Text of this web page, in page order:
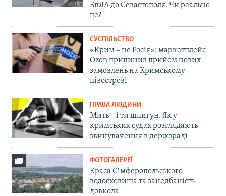
БпЛА до Севастополя. Чи реально
це?
СУСПІЛЬСТВО
«Крим – не Росія»: маркетплейс
Ozon припинив прийом нових
замовлень на Кримському
півострові
ПРАВА ЛЮДИНИ
Мить – і ти шпигун. Як у
кримських судах розглядають
звинувачення в держзраді
ФОТОГАЛЕРЕЇ
Краса Сімферопольського
водосховища та занедбаність
довкола